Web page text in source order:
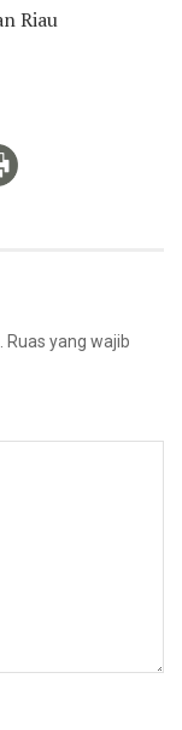
Riau
Ruas yang wajib